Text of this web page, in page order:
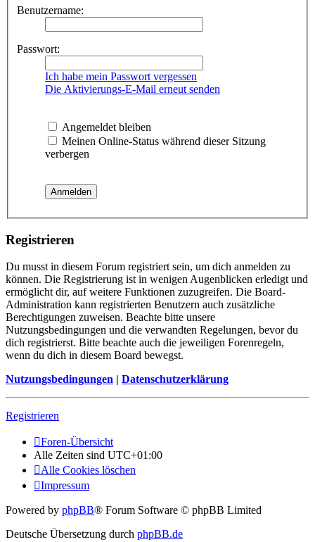
Benutzername:
Passwort:
Ich habe mein Passwort vergessen
Die Aktivierungs-E-Mail erneut senden
Angemeldet bleiben
Meinen Online-Status während dieser Sitzung
verbergen
Registrieren
Du musst in diesem Forum registriert sein, um dich anmelden zu
können. Die Registrierung ist in wenigen Augenblicken erledigt und
ermöglicht dir, auf weitere Funktionen zuzugreifen. Die Board-
Administration kann registrierten Benutzern auch zusätzliche
Berechtigungen zuweisen. Beachte bitte unsere
Nutzungsbedingungen und die verwandten Regelungen, bevor du
dich registrierst. Bitte beachte auch die jeweiligen Forenregeln,
wenn du dich in diesem Board bewegst.
Nutzungsbedingungen | Datenschutzerklärung
Registrieren
Foren-Übersicht
Alle Zeiten sind UTC+01:00
Alle Cookies löschen
Impressum
Powered by phpBB® Forum Software © phpBB Limited
Deutsche Übersetzung durch phpBB.de